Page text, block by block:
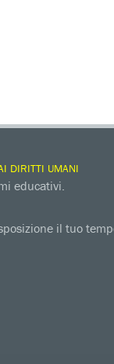
DIRITTI UMANI
educativi.
il tuo